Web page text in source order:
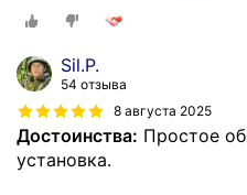
Sil.P.
54 отзыва
8 августа 2025
Достоинства: Простое
установка.